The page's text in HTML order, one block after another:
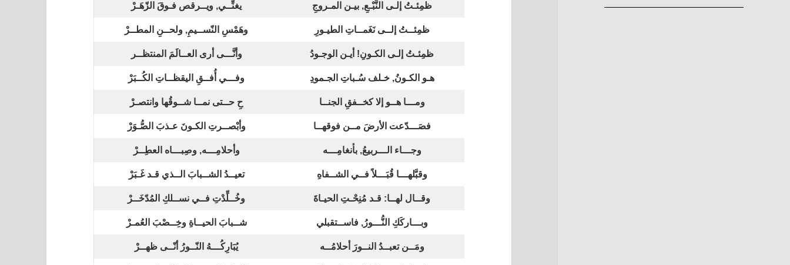
ظمِئـتُ إلـى النَّبْـعِ, بيـن المـروجِ يغنِّــي, ويــرقص فـوقَ الزّهَـرْ
ظمِئــتُ إلــى نَغَمــاتِ الطيـورِ وهَمْسِ النّســيمِ, ولحــنِ المطــرْ
ظمِئـتُ إلـى الكـونِ! أيـن الوجـودُ وأنَّـــى أرى العــالَمَ المنتظــر
هـو الكـونُ, خـلف سُـباتِ الجـمودِ وفـــي أُفــقِ اليقظــاتِ الكُــبَرْ
ومـــا هــو إلا كخــفقِ الجنــا حِ حــتى نمــا شــوقُها وانتصـرْ
فصَـــدّعت الأرضَ مــن فوقهــا وأبْصــرتِ الكـونَ عـذبَ الصُّـوَرْ
وجـــاء الـــربيعُ, بأنغامِـــه وأحلامِـــه, وصِبـــاه العطِــرْ
وقبَّلهـــا قُبَـــلاً فــي الشــفاهِ تعيــدُ الشــبابَ الــذي قـد غَـبَرْ
وقــال لهــا: قـد مُنِحْـتِ الحيـاةَ وخُــلِّدْتِ فــي نســلكِ المُدّخَــرْ
وبـــاركَكِ النُّـــورُ, فاســتقبلي شــبابَ الحيــاةِ وخِــصْبَ العُمـرْ
ومَــن تعبــدُ النــورَ أحلامُــه يُبَارِكُـــهُ النّــورُ أنّــى ظهــرْ